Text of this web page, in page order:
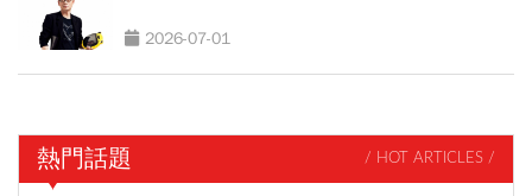
2026-07-01
熱門話題 / HOT ARTICLES /